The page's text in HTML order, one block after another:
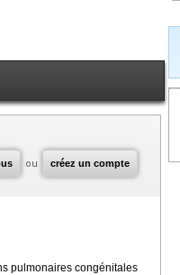
ou créez un compte
pulmonaires congénitales